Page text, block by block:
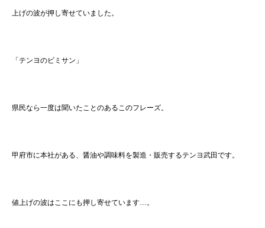
上げの波が押し寄せていました。
「テンヨのビミサン」
県民なら一度は聞いたことのあるこのフレーズ。
甲府市に本社がある、醤油や調味料を製造・販売するテンヨ武田です。
値上げの波はここにも押し寄せています…。